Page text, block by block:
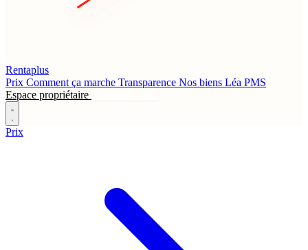
Rentaplus
Prix Comment ça marche Transparence Nos biens Léa PMS
Espace propriétaire
Prix